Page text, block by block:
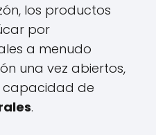
los productos
por
a menudo
una vez abiertos,
capacidad de
.